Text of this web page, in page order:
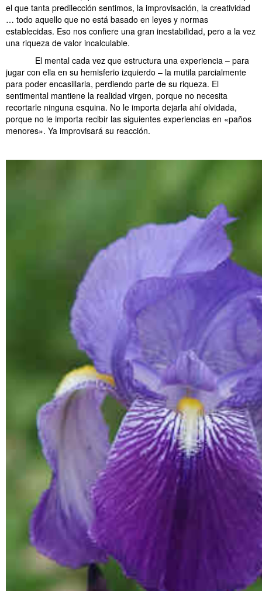
el que tanta predilección sentimos, la improvisación, la creatividad
… todo aquello que no está basado en leyes y normas
establecidas. Eso nos confiere una gran inestabilidad, pero a la vez
una riqueza de valor incalculable.
El mental cada vez que estructura una experiencia – para
jugar con ella en su hemisferio izquierdo – la mutila parcialmente
para poder encasillarla, perdiendo parte de su riqueza. El
sentimental mantiene la realidad virgen, porque no necesita
recortarle ninguna esquina. No le importa dejarla ahí olvidada,
porque no le importa recibir las siguientes experiencias en «paños
menores». Ya improvisará su reacción.